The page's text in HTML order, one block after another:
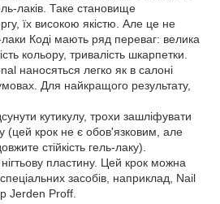
лаків. Таке становище
їх високою якістю. Але це не
Коді мають ряд переваг: велика
кольору, тривалість шкарпетки.
наносяться легко як в салоні
Для найкращого результату,
кутикулу, трохи зашліфувати
(цей крок не є обов'язковим, але
стійкість гель-лаку).
пластину. Цей крок можна
засобів, наприклад, Nail
Jerden Proff.